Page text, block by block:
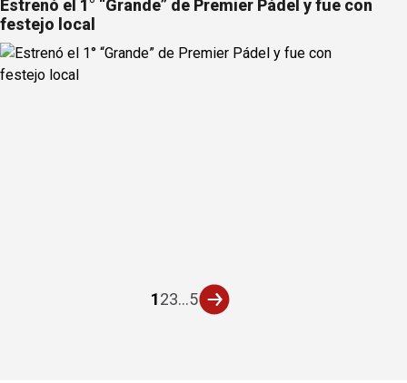
Estrenó el 1° “Grande” de Premier Pádel y fue con
festejo local
123...5